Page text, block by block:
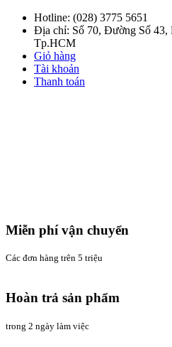
Hotline: (028) 3775 5651
Địa chỉ: Số 70, Đường Số 43,
Tp.HCM
Giỏ hàng
Tài khoản
Thanh toán
Miễn phí vận chuyển
Các đơn hàng trên 5 triệu
Hoàn trả sản phẩm
trong 2 ngày làm việc